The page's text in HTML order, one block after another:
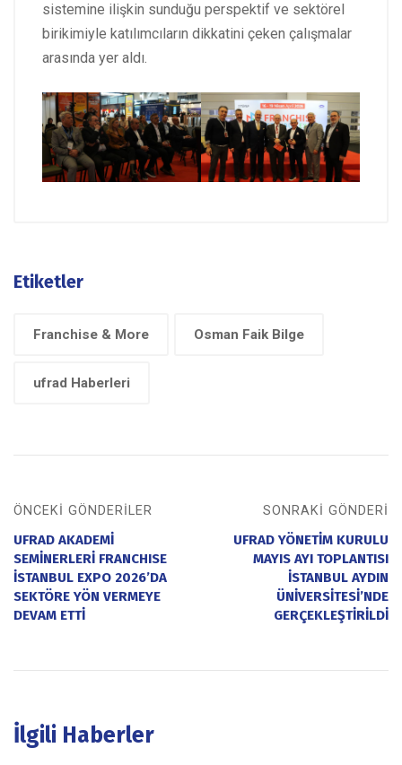
sistemine ilişkin sunduğu perspektif ve sektörel
birikimiyle katılımcıların dikkatini çeken çalışmalar
arasında yer aldı.
Etiketler
Franchise & More Osman Faik Bilge
ufrad Haberleri
ÖNCEKI GÖNDERILER
UFRAD AKADEMİ
SEMİNERLERİ FRANCHISE
İSTANBUL EXPO 2026’DA
SEKTÖRE YÖN VERMEYE
DEVAM ETTİ
SONRAKI GÖNDERI
UFRAD YÖNETİM KURULU
MAYIS AYI TOPLANTISI
İSTANBUL AYDIN
ÜNİVERSİTESİ’NDE
GERÇEKLEŞTİRİLDİ
İlgili Haberler